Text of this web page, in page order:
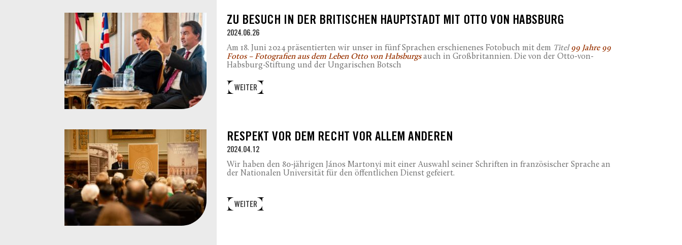
ZU BESUCH IN DER BRITISCHEN HAUPTSTADT MIT OTTO VON HABSBURG
2024.06.26
Am 18. Juni 2024 präsentierten wir unser in fünf Sprachen erschienenes Fotobuch mit dem Titel 99 Jahre 99
Fotos – Fotografien aus dem Leben Otto von Habsburgs auch in Großbritannien. Die von der Otto-von-
Habsburg-Stiftung und der Ungarischen Botsch
WEITER
RESPEKT VOR DEM RECHT VOR ALLEM ANDEREN
2024.04.12
Wir haben den 80-jährigen János Martonyi mit einer Auswahl seiner Schriften in französischer Sprache an
der Nationalen Universität für den öffentlichen Dienst gefeiert.
WEITER